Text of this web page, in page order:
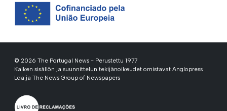
© 2026 The Portugal News - Perustettu 1977
Kaiken sisällön ja suunnittelun tekijänoikeudet omistavat Anglopress
Lda ja The News Group of Newspapers